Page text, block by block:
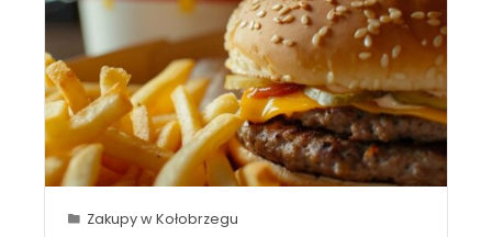
Zakupy w Kołobrzegu